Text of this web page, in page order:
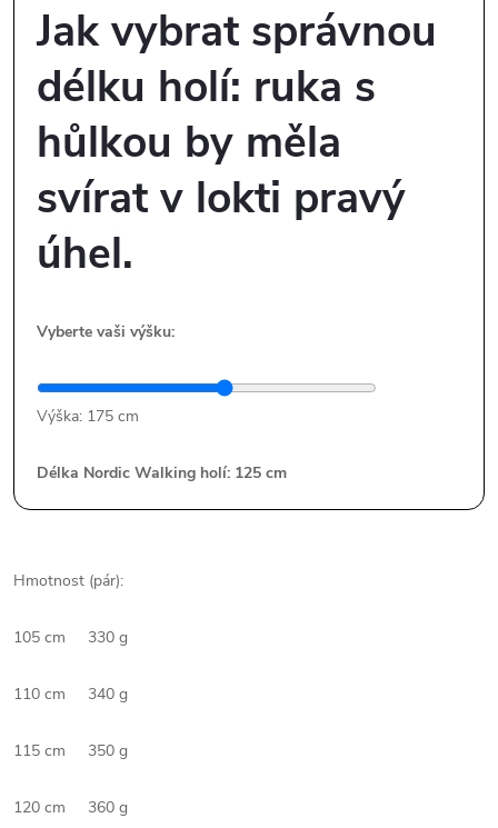
Jak vybrat správnou
délku holí: ruka s
hůlkou by měla
svírat v lokti pravý
úhel.
Vyberte vaši výšku:
Výška: 175 cm
Délka Nordic Walking holí: 125 cm
Hmotnost (pár):
105 cm 330 g
110 cm 340 g
115 cm 350 g
120 cm 360 g